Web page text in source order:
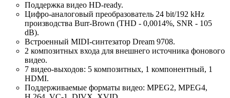
Поддержка видео HD-ready.
Цифро-аналоговый преобразователь 24 bit/192 kHz
производства Burr-Brown (THD - 0,0014%, SNR - 105
dB).
Встроенный MIDI-синтезатор Dream 9708.
2 композитных входа для внешнего источника фонового
видео.
7 видео-выходов: 5 композитных, 1 компонентный, 1
HDMI.
Поддерживаемые форматы видео: MPEG2, MPEG4,